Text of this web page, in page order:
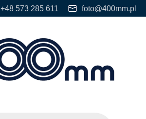
+48 573 285 611 foto@400mm.pl